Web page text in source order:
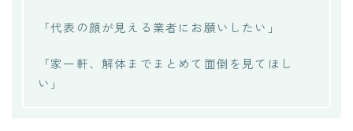
「代表の顔が見える業者にお願いしたい」
「家一軒、解体までまとめて面倒を見てほし
い」